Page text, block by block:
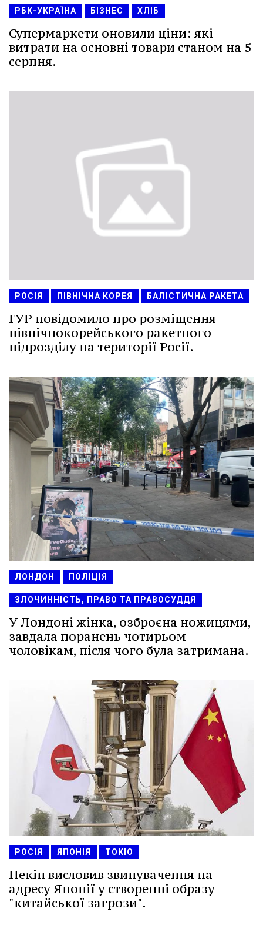
РБК-УКРАЇНА БІЗНЕС ХЛІБ
Супермаркети оновили ціни: які
витрати на основні товари станом на 5
серпня.
РОСІЯ ПІВНІЧНА КОРЕЯ БАЛІСТИЧНА РАКЕТА
ГУР повідомило про розміщення
північнокорейського ракетного
підрозділу на території Росії.
ЛОНДОН ПОЛІЦІЯ
ЗЛОЧИННІСТЬ, ПРАВО ТА ПРАВОСУДДЯ
У Лондоні жінка, озброєна ножицями,
завдала поранень чотирьом
чоловікам, після чого була затримана.
РОСІЯ ЯПОНІЯ ТОКІО
Пекін висловив звинувачення на
адресу Японії у створенні образу
"китайської загрози".